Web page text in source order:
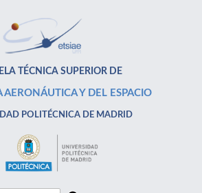
TÉCNICA SUPERIOR DE
AERONÁUTICA Y DEL ESPACIO
POLITÉCNICA DE MADRID